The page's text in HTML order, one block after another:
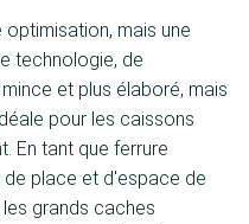
optimisation, mais une
technologie, de
et plus élaboré, mais
pour les caissons
En tant que ferrure
de place et d'espace de
grands caches